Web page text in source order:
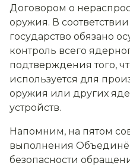
Договором о
оружия. В
государство обязано
контроль всего
подтверждения того,
используется для
оружия или других
устройств.
Напомним, на пятом
выполнения
безопасности